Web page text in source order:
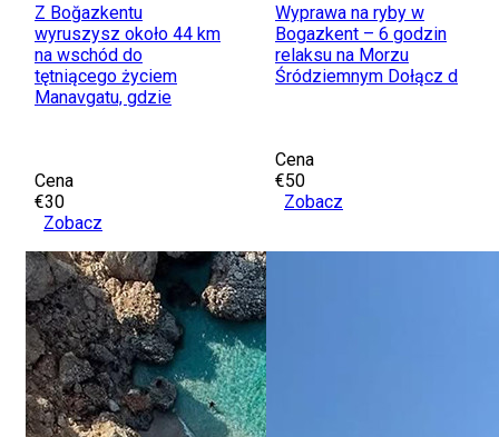
Z Boğazkentu
wyruszysz około 44 km
na wschód do
tętniącego życiem
Manavgatu, gdzie
Cena
€30
Zobacz
Wyprawa na ryby w
Bogazkent – 6 godzin
relaksu na Morzu
Śródziemnym Dołącz d
Cena
€50
Zobacz